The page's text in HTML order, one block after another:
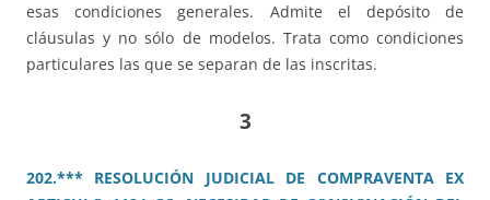
esas condiciones generales. Admite el depósito de
cláusulas y no sólo de modelos. Trata como condiciones
particulares las que se separan de las inscritas.
3
202.*** RESOLUCIÓN JUDICIAL DE COMPRAVENTA EX